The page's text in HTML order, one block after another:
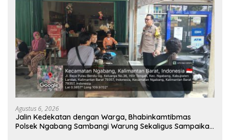
Agustus 6, 2026
Jalin Kedekatan dengan Warga, Bhabinkamtibmas
Polsek Ngabang Sambangi Warung Sekaligus Sampaikan